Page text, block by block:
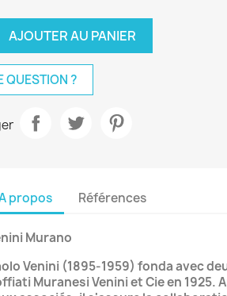
AJOUTER AU PANIER
QUESTION ?
propos Références
Murano
Venini (1895-1959) fonda avec
Muranesi Venini et Cie en 1925.